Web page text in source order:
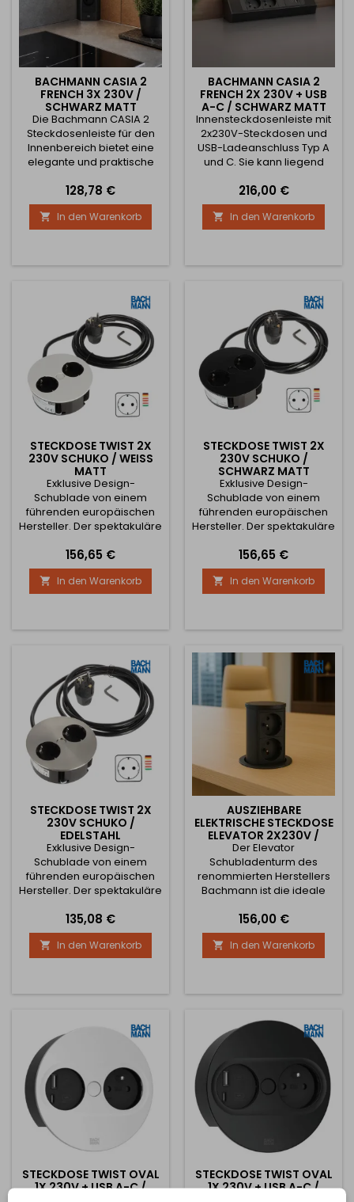
BACHMANN CASIA 2
FRENCH 3X 230V /
SCHWARZ MATT
Die Bachmann CASIA 2
Steckdosenleiste für den
Innenbereich bietet eine
elegante und praktische
für Küchenzeilen, Büros,
Schreibtische und
Konferenzräume. Das
moderne schwarze, matte
Interieur und spart dank der
mit drei elektrischen
Steckdosen des...
Preis
128,78 €
 In den Warenkorb
BACHMANN CASIA 2
FRENCH 2X 230V + USB
A-C / SCHWARZ MATT
Innensteckdosenleiste mit
2x230V-Steckdosen und
USB-Ladeanschluss Typ A
und C. Sie kann liegend
montiert werden. Die
Gesamtlänge beträgt nur
235 mm. Die
Steckdosenbreite beträgt
eine sogenannte FRENCH-
den slowakischen,
tschechischen,
französischen und...
Preis
216,00 €
 In den Warenkorb
STECKDOSE TWIST 2X
230V SCHUKO / WEISS M
ATT
Exklusive Design-
Schublade von einem
führenden europäischen
Hersteller. Der spektakuläre
garantiert ein perfektes
Erscheinungsbild bei
Nichtgebrauch.Geeignet für
Küchenschränke auf
Montageloch beträgt 105
österreichischen und
ungarischen Markt nach
der SCHUKO-Norm
konzipiert.
Preis
156,65 €
 In den Warenkorb
STECKDOSE TWIST 2X
230V SCHUKO /
SCHWARZ MATT
Exklusive Design-
Schublade von einem
führenden europäischen
Hersteller. Der spektakuläre
garantiert ein perfektes
Erscheinungsbild bei
Nichtgebrauch.Geeignet für
Küchenschränke auf
Montageloch beträgt 105
den deutschen,
österreichischen und
ungarischen Markt nach
der SCHUKO-Norm
konzipiert.
Preis
156,65 €
 In den Warenkorb
STECKDOSE TWIST 2X
230V SCHUKO /
EDELSTAHL
Exklusive Design-
Schublade von einem
führenden europäischen
Hersteller. Der spektakuläre
garantiert ein perfektes
Erscheinungsbild bei
Nichtgebrauch.Geeignet für
Küchenschränke auf
Montageloch beträgt 105
österreichischen und
ungarischen Markt nach
der SCHUKO-Norm
konzipiert.
Preis
135,08 €
 In den Warenkorb
AUSZIEHBARE
ELEKTRISCHE STECKDOSE
ELEVATOR 2X230V /
SCHWARZ MATT
Der Elevator
Schubladenturm des
renommierten Herstellers
Bachmann ist die ideale
Küchen, Büros oder
Arbeitstische. Er zeichnet
sich durch eine kompakte
Bauweise aus, die eine
Integration direkt in die
Im eingefahrenen Zustand
ist er nahezu unsichtbar,
einsatzbereit....
Preis
156,00 €
 In den Warenkorb
STECKDOSE TWIST OVAL
1X 230V + USB A-C /
STECKDOSE TWIST OVAL
1X 230V + USB A-C /